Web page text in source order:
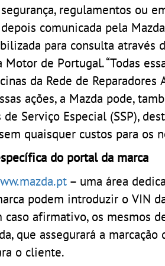
regulamentos ou
comunicada pela
para consulta através
de Portugal. “Todas
da Rede de Reparadores
ações, a Mazda pode,
Serviço Especial (SSP),
quaisquer custos para os
do portal da marca
– uma área
podem introduzir o VIN
afirmativo, os mesmos
que assegurará a marcação
o cliente.